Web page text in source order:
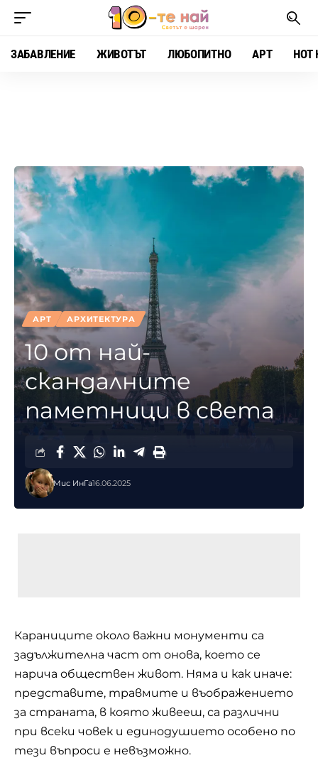
ЗАБАВЛЕНИЕ ЖИВОТЪТ ЛЮБОПИТНО АРТ HOT
АРТ АРХИТЕКТУРА
10 от най-
скандалните
паметници в света
Мис ИнГа16.06.2025
Караниците около важни монументи са
задължителна част от онова, което се
нарича обществен живот. Няма и как иначе:
представите, травмите и въображението
за страната, в която живееш, са различни
при всеки човек и единодушието особено по
тези въпроси е невъзможно.